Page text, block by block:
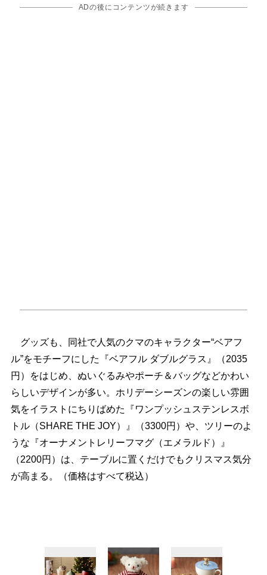
ADの後にコンテンツが続きます
グッズも、同社で人気のクマのキャラクター“ベアフ
ル”をモチーフにした『ベアフル ダブルグラス』（2035
円）をはじめ、ぬいぐるみやポーチ＆バッグなどかわい
らしいデザインが多い。ホリデーシーズンの楽しい雰囲
気をイラストにちりばめた『ワンプッシュステンレスボ
トル（SHARE THE JOY）』（3300円）や、ツリーのよ
うな『オーナメントレリーフマグ（エメラルド）』
（2200円）は、テーブルに置くだけでもクリスマス気分
が高まる。（価格はすべて税込）